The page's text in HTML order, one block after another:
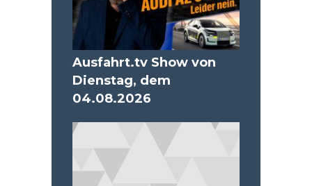
Ausfahrt.tv Show von
Dienstag, dem
04.08.2026